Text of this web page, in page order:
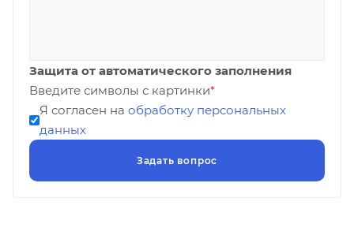
Защита от автоматического заполнения
Введите символы с картинки*
Я согласен на обработку персональных
данных